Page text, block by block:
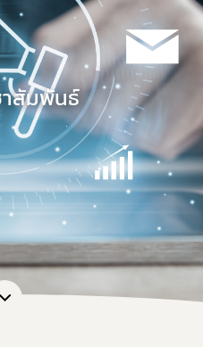
าสัมพันธ์